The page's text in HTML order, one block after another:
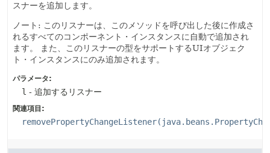
スナーを追加します。
ノート: このリスナーは、このメソッドを呼び出した後に作成さ
れるすべてのコンポーネント・インスタンスに自動で追加され
ます。
また、このリスナーの型をサポートするUIオブジェク
ト・インスタンスにのみ追加されます。
パラメータ:
l - 追加するリスナー
関連項目: